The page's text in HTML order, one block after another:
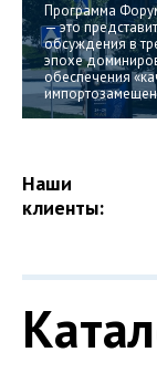
Программа
— это
обсуждения в
эпохе
обеспечения
Наши
клиенты: